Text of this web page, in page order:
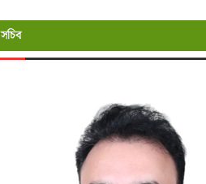
জুলাই ১১, ২০২৬
সচিব